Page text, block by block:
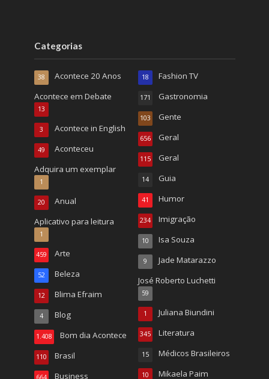
Categorias
Acontece 20 Anos
38
Acontece em Debate
13
Acontece in English
3
Aconteceu
49
Adquira um exemplar
1
Anual
20
Aplicativo para leitura
1
Arte
459
Beleza
52
Blima Efraim
12
Blog
4
Bom dia Acontece
1.408
Brasil
110
Business
664
Fashion TV
18
Gastronomia
171
Gente
103
Geral
656
Geral
115
Guia
14
Humor
41
Imigração
234
Isa Souza
10
Jade Matarazzo
9
José Roberto Luchetti
59
Juliana Biundini
1
Literatura
345
Médicos Brasileiros
15
Mikaela Paim
10